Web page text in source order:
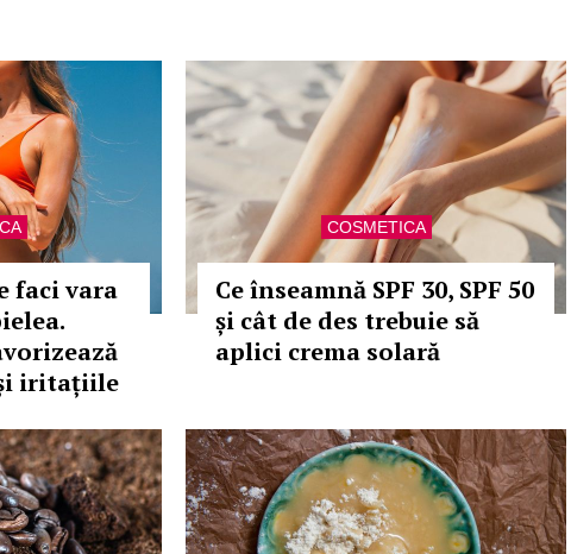
faci vara
iritațiile
COSMETICA
Ce înseamnă SPF 30, SPF 50
și cât de des trebuie să
aplici crema solară